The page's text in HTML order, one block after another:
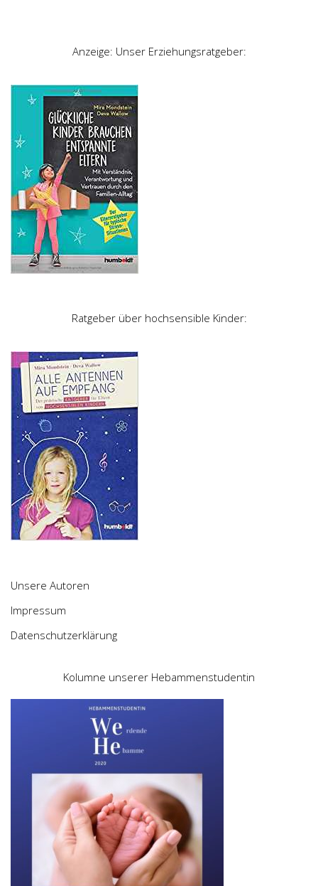
Anzeige: Unser Erziehungsratgeber:
Ratgeber über hochsensible Kinder:
Unsere Autoren
Impressum
Datenschutzerklärung
Kolumne unserer Hebammenstudentin